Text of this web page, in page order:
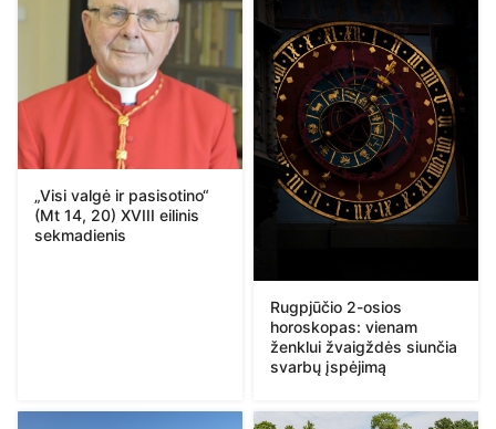
„Visi valgė ir pasisotino“
(Mt 14, 20) XVIII eilinis
sekmadienis
Rugpjūčio 2-osios
horoskopas: vienam
ženklui žvaigždės siunčia
svarbų įspėjimą